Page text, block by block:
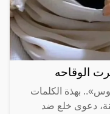
الوقاحه
بهذة الكلمات
تدعى «نانسي» 25 سنة، دعوى خلع ضد